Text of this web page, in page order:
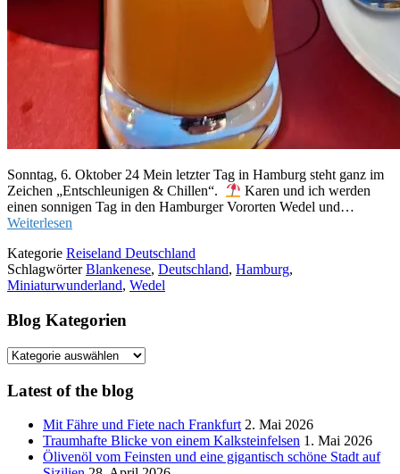
Sonntag, 6. Oktober 24 Mein letzter Tag in Hamburg steht ganz im
Zeichen „Entschleunigen & Chillen“.
Karen und ich werden
einen sonnigen Tag in den Hamburger Vororten Wedel und…
Weiterlesen
Kategorie Reiseland Deutschland
SchlagwörterBlankenese, Deutschland, Hamburg,
Miniaturwunderland, Wedel
Blog Kategorien
Blog
Latest of the blog
Mit Fähre und Fiete nach Frankfurt 2. Mai 2026
Traumhafte Blicke von einem Kalksteinfelsen 1. Mai 2026
Ölivenöl vom Feinsten und eine gigantisch schöne Stadt auf